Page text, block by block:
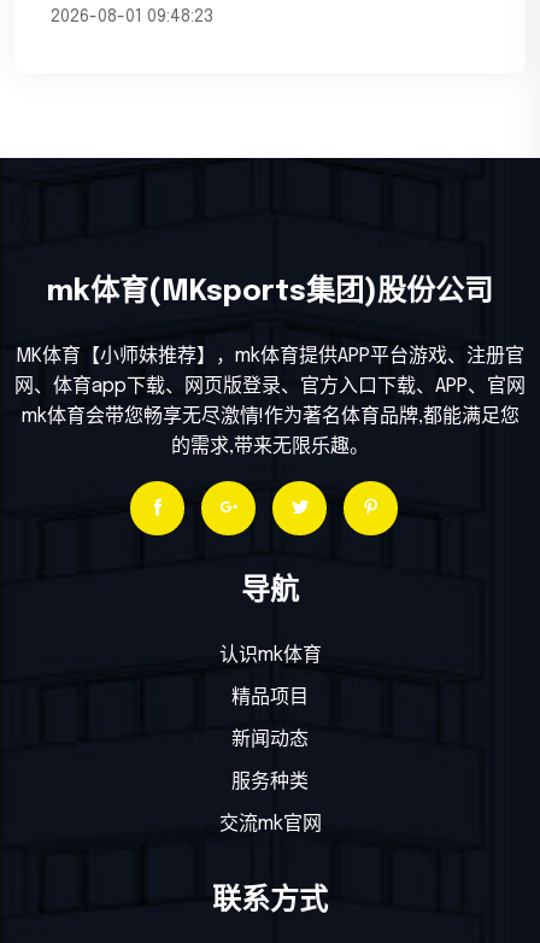
2026-08-01 09:48:23
mk体育(MKsports集团)股份公司
MK体育【小师妹推荐】，mk体育提供APP平台游戏、注册官
网、体育app下载、网页版登录、官方入口下载、APP、官网
mk体育会带您畅享无尽激情!作为著名体育品牌,都能满足您
的需求,带来无限乐趣。
导航
认识mk体育
精品项目
新闻动态
服务种类
交流mk官网
联系方式